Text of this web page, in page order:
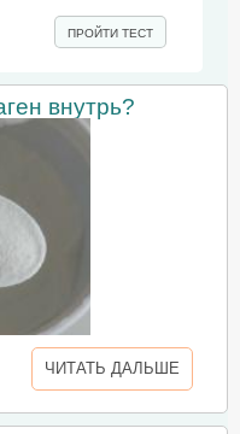
ПРОЙТИ ТЕСТ
внутрь?
ЧИТАТЬ ДАЛЬШЕ